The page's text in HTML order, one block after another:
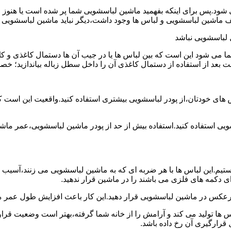
برای اینکه بفهمید ماشین لباسشویی شما پر شده است یا هنوز
نباشد
شود این است که بین لباس ها یا در جیب آن ها دستمال کاغذی و
بعد از استفاده از دستمال کاغذی آن را داخل سطل زباله
خودتان،از پودر لباسشویی بیشتری استفاده کنید.واقعیت این
استفاده کنید.استفاده بیش از حد از پودر ماشین
لباس ها با هر ضربه ای که به ماشین لباسشویی می
دکمه های فلزی می باشند را در ماشین قرار ندهید.
در ماشین لباسشویی قرار دهید.این کار باعث افزایش طول
می کند و آرامش را از خانه شما گرفته،بهتر است وضعیت
آن رخ داده باشد.